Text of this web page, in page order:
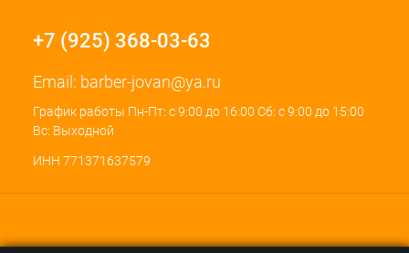
+7 (925) 368-03-63
Email: barber-jovan@ya.ru
График работы Пн-Пт: с 9:00 до 16:00 Сб: с 9:00 до 15:00
Вс: Выходной
ИНН 771371637579